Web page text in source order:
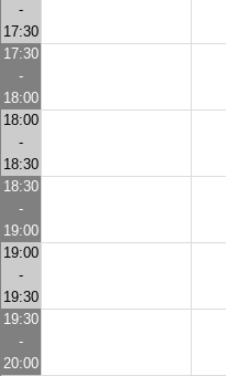
-
17:30
17:30
-
18:00
18:00
-
18:30
18:30
-
19:00
19:00
-
19:30
19:30
-
20:00